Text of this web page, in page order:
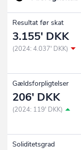
Resultat før skat
3.155' DKK
(2024: 4.037' DKK)
Gældsforpligtelser
206' DKK
(2024: 119' DKK)
Soliditetsgrad